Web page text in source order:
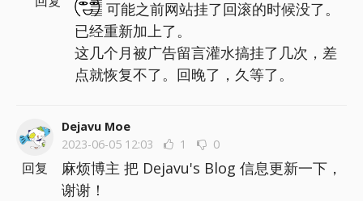
可能之前网站挂了回滚的时候没了。
已经重新加上了。
这几个月被广告留言灌水搞挂了几次，差
点就恢复不了。回晚了，久等了。
Dejavu Moe
2023-06-05 12:03
1 0
麻烦博主 把 Dejavu's Blog 信息更新一下，
谢谢！
回复